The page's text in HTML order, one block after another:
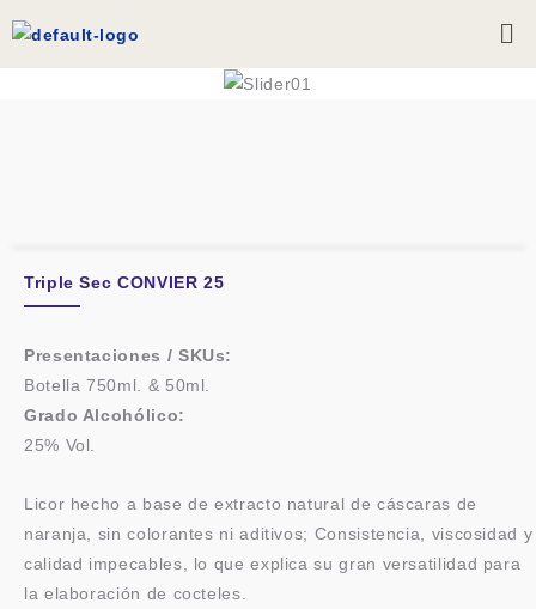
to
content
Triple Sec CONVIER 25
Presentaciones / SKUs:
Botella 750ml. & 50ml.
Grado Alcohólico:
25% Vol.
Licor hecho a base de extracto natural de cáscaras de
naranja, sin colorantes ni aditivos; Consistencia, viscosidad y
calidad impecables, lo que explica su gran versatilidad para
la elaboración de cocteles.